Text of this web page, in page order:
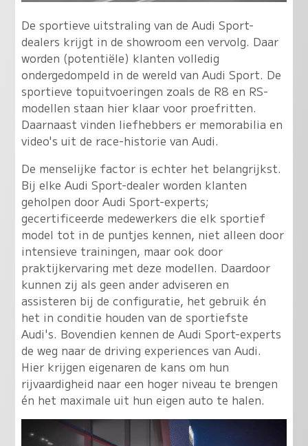
De sportieve uitstraling van de Audi Sport-
dealers krijgt in de showroom een vervolg. Daar
worden (potentiële) klanten volledig
ondergedompeld in de wereld van Audi Sport. De
sportieve topuitvoeringen zoals de R8 en RS-
modellen staan hier klaar voor proefritten.
Daarnaast vinden liefhebbers er memorabilia en
video's uit de race-historie van Audi.
De menselijke factor is echter het belangrijkst.
Bij elke Audi Sport-dealer worden klanten
geholpen door Audi Sport-experts;
gecertificeerde medewerkers die elk sportief
model tot in de puntjes kennen, niet alleen door
intensieve trainingen, maar ook door
praktijkervaring met deze modellen. Daardoor
kunnen zij als geen ander adviseren en
assisteren bij de configuratie, het gebruik én
het in conditie houden van de sportiefste
Audi's. Bovendien kennen de Audi Sport-experts
de weg naar de driving experiences van Audi.
Hier krijgen eigenaren de kans om hun
rijvaardigheid naar een hoger niveau te brengen
én het maximale uit hun eigen auto te halen.